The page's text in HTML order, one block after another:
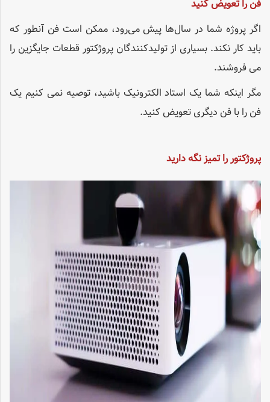
فن را تعویض کنید
اگر پروژه شما در سال‌ها پیش می‌رود، ممکن است فن آنطور که
باید کار نکند. بسیاری از تولیدکنندگان پروژکتور قطعات جایگزین را
می فروشند.
مگر اینکه شما یک استاد الکترونیک باشید، توصیه نمی کنیم یک
فن را با فن دیگری تعویض کنید.
پروژکتور را تمیز نگه دارید